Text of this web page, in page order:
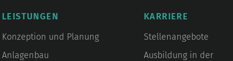
LEISTUNGEN
Konzeption und Planung
Anlagenbau
KARRIERE
Stellenangebote
Ausbildung in der